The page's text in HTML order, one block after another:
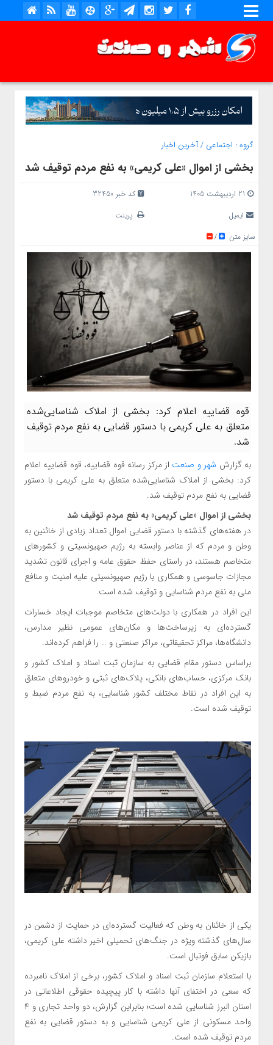
گروه : اجتماعی /آخرین اخبار
بخشی از اموال «علی کریمی» به نفع مردم توقیف شد
21 اردیبهشت 1405
کد خبر 32450
ایمیل
پرینت
سایز متن
/
قوه قضاییه اعلام کرد: بخشی از املاک شناسایی‌شده
متعلق به علی کریمی با دستور قضایی به نفع مردم توقیف
شد.
به گزارش شهر و صنعت از مرکز رسانه قوه قضاییه، قوه قضاییه اعلام
کرد: بخشی از املاک شناسایی‌شده متعلق به علی کریمی با دستور
قضایی به نفع مردم توقیف شد.
بخشی از اموال «علی کریمی» به نفع مردم توقیف شد
در هفته‌های گذشته با دستور قضایی اموال تعداد زیادی از خائنین به
وطن و مردم که از عناصر وابسته به رژیم صهیونسیتی و کشورهای
متخاصم هستند، در راستای حفظ حقوق عامه و اجرای قانون تشدید
مجازات جاسوسی و همکاری با رژیم صهیونسیتی علیه امنیت و منافع
ملی به نفع مردم شناسایی و توقیف شده است.
این افراد در همکاری با دولت‌های متخاصم موجبات ایجاد خسارات
گسترده‌ای به زیرساخت‌ها و مکان‌های عمومی نظیر مدارس،
دانشگاه‌ها، مراکز تحقیقاتی، مراکز صنعتی و … را فراهم کرده‌اند.
براساس دستور مقام قضایی به سازمان ثبت اسناد و املاک کشور و
بانک مرکزی، حساب‌های بانکی، پلاک‌های ثبتی و خودروهای متعلق
به این افراد در نقاط مختلف کشور شناسایی، به نفع مردم ضبط و
توقیف شده است.
یکی از خائنان به وطن که فعالیت گسترده‌ای در حمایت از دشمن در
سال‌های گذشته ویژه در جنگ‌های تحمیلی اخیر داشته علی کریمی،
بازیکن سابق فوتبال است.
با استعلام سازمان ثبت اسناد و املاک کشور، برخی از املاک نامبرده
که سعی در اختفای آنها داشته با کار پیچیده حقوقی اطلاعاتی در
استان البرز شناسایی شده است؛ بنابراین گزارش، دو واحد تجاری و ۴
واحد مسکونی از علی کریمی شناسایی و به دستور قضایی به نفع
مردم توقیف شده است.